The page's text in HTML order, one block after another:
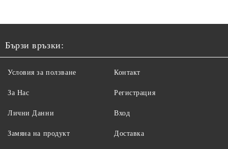
Бързи връзки:
Условия за ползване
За Нас
Лични Данни
Замяна на продукт
Контакт
Регистрация
Вход
Доставка